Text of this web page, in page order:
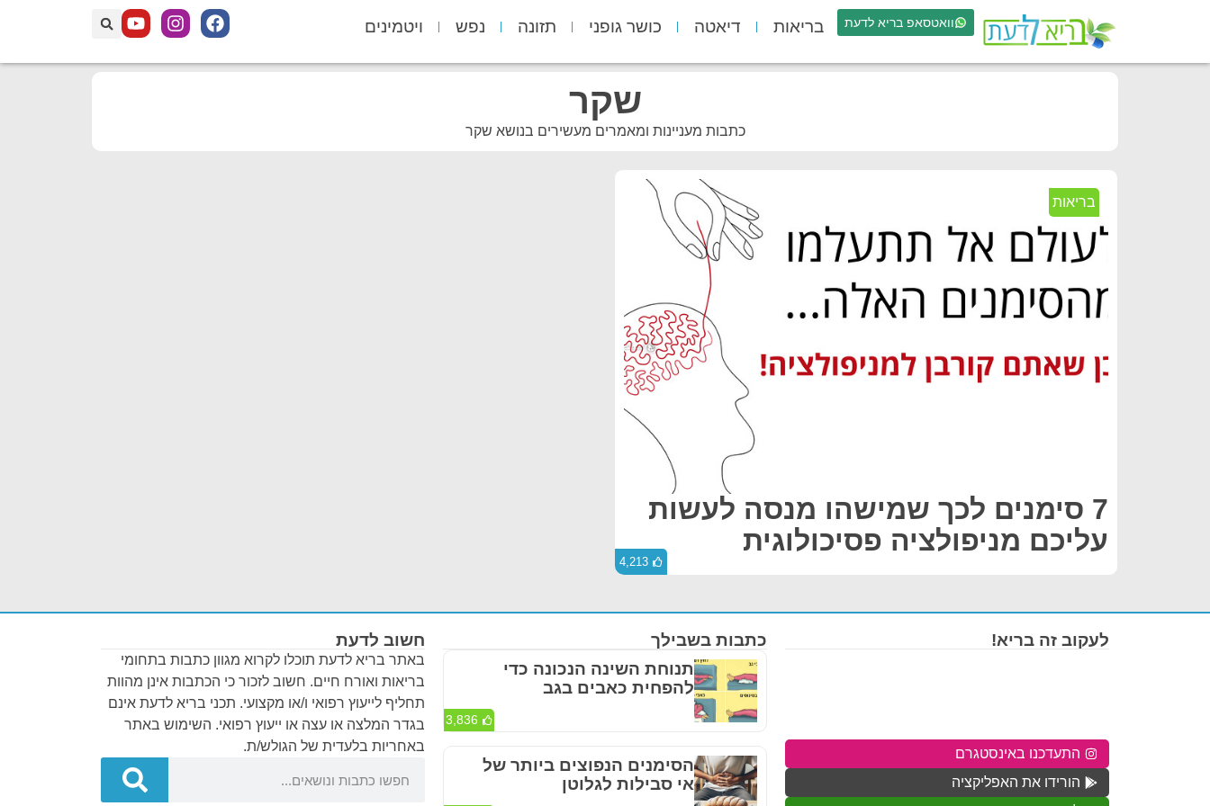
וואטסאפ בריא לדעת בריאות דיאטה כושר גופני תזונה נפש ויטמינים
שקר
כתבות מעניינות ומאמרים מעשירים בנושא שקר
בריאות
7 סימנים לכך שמישהו מנסה לעשות
עליכם מניפולציה פסיכולוגית
4,213
חשוב לדעת
באתר בריא לדעת תוכלו לקרוא מגוון כתבות בתחומי
בריאות ואורח חיים. חשוב לזכור כי הכתבות אינן מהוות
תחליף לייעוץ רפואי ו/או מקצועי. תכני בריא לדעת אינם
בגדר המלצה או עצה או ייעוץ רפואי. השימוש באתר
באחריות בלעדית של הגולש/ת.
כתבות בשבילך
תנוחת השינה הנכונה כדי
להפחית כאבים בגב
3,836
הסימנים הנפוצים ביותר של
אי סבילות לגלוטן
לעקוב זה בריא!
התעדכנו באינסטגרם
הורידו את האפליקציה